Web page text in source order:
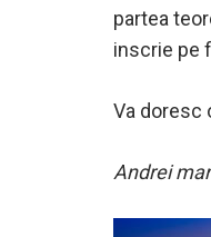
partea
inscrie pe
Va doresc
Andrei